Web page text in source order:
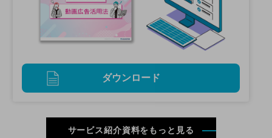
ダウンロード
サービス紹介資料をもっと見る